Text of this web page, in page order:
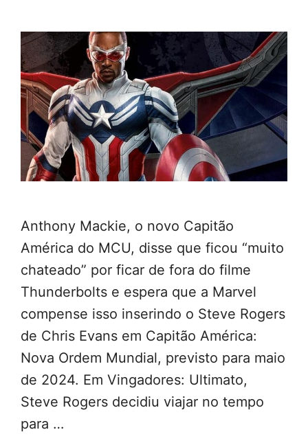
Anthony Mackie, o novo Capitão
América do MCU, disse que ficou “muito
chateado” por ficar de fora do filme
Thunderbolts e espera que a Marvel
compense isso inserindo o Steve Rogers
de Chris Evans em Capitão América:
Nova Ordem Mundial, previsto para maio
de 2024. Em Vingadores: Ultimato,
Steve Rogers decidiu viajar no tempo
para …